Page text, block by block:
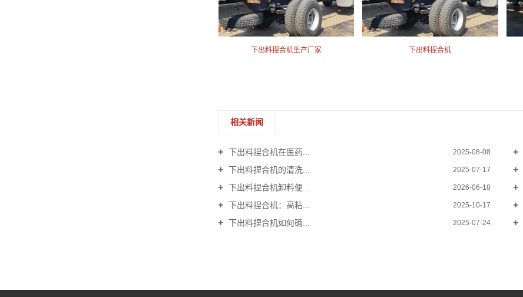
下出料捏合机生产厂家
下出料捏合机
相关新闻
下出料捏合机在医药... 2025-08-08
下出料捏合机的清洗... 2025-07-17
下出料捏合机卸料便... 2026-06-18
下出料捏合机：高粘... 2025-10-17
下出料捏合机如何确... 2025-07-24